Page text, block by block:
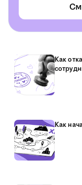
Как
Как